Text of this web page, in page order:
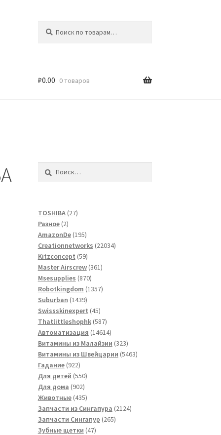
₽0.00 0 товаров
Найти:
TOSHIBA 2727
Разное 22
товара
AmazonDe 195195
товаров
Creationnetworks 2203422034
Kitzconcept 5959
товаров
Master Airscrew 361361
Msesupplies 870870
товаров
Robotkingdom 13571357
Suburban 14391439
товаров
Swissskinexpert 4545
товаров
Thatlittleshophk 587587
товаров
Автоматизация 1461414614
товаров
Витамины из Малайзии 323323
товара
Витамины из Швейцарии 54635463
Гадание 922922
товара
Для детей 550550
Для дома 902902
товара
Животные 435435
товаров
Запчасти из Сингапура 21242124
Запчасти Сингапур 265265
Зубные щетки 4747